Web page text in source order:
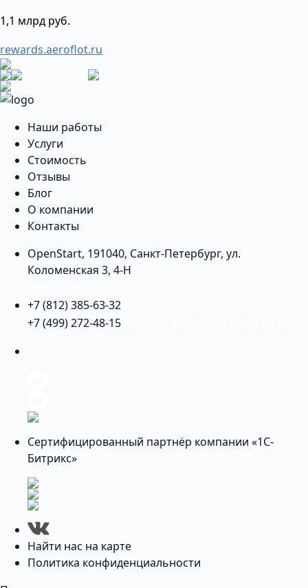
1,1 млрд руб.
rewards.aeroflot.ru
Наши работы
Услуги
Стоимость
Отзывы
Блог
О компании
Контакты
OpenStart, 191040, Санкт-Петербург, ул.
Коломенская 3, 4-Н
+7 (812) 385-63-32
+7 (499) 272-48-15
Сертифицированный партнёр компании «1С-
Битрикс»
Найти нас на карте
Политика конфиденциальности